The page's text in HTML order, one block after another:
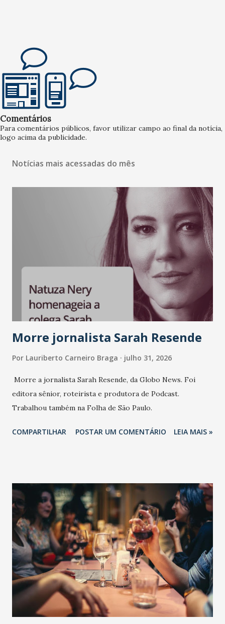
Comentários
Para comentários públicos, favor utilizar campo ao final da notícia,
logo acima da publicidade.
Notícias mais acessadas do mês
Morre jornalista Sarah Resende
Por Lauriberto Carneiro Braga julho 31, 2026
Morre a jornalista Sarah Resende, da Globo News. Foi
editora sênior, roteirista e produtora de Podcast.
Trabalhou também na Folha de São Paulo.
COMPARTILHAR POSTAR UM COMENTÁRIO LEIA MAIS »